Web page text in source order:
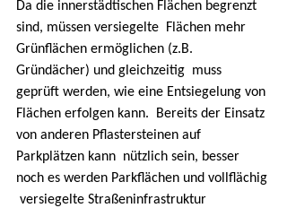
Da die innerstädtischen Flächen begrenzt
sind, müssen versiegelte  Flächen mehr
Grünflächen ermöglichen (z.B.
Gründächer) und gleichzeitig  muss
geprüft werden, wie eine Entsiegelung von
Flächen erfolgen kann.  Bereits der Einsatz
von anderen Pflastersteinen auf
Parkplätzen kann  nützlich sein, besser
noch es werden Parkflächen und vollflächig
versiegelte Straßeninfrastruktur